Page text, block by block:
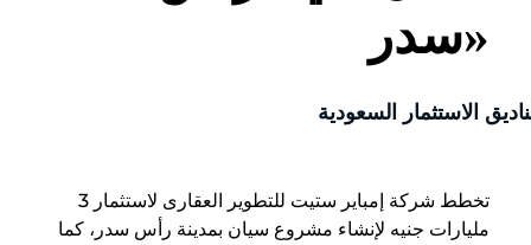
سدر»
الاستثمار السعودية
تخطط شركة إمباير ستيت للتطوير العقارى لاستثمار 3
مليارات جنيه لإنشاء مشروع سيان بمدينة رأس سدر، كما